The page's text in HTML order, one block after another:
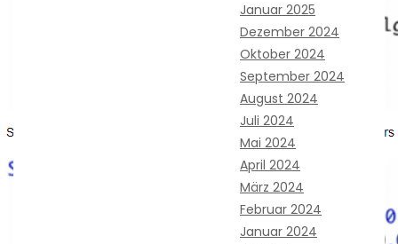
Januar 2025
Dezember 2024
Oktober 2024
September 2024
August 2024
Juli 2024
Mai 2024
April 2024
März 2024
Februar 2024
Januar 2024